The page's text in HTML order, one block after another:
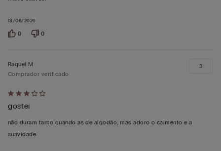
13/06/2026
0 0
Atribuiu
3
em
5
Raquel M
Comprador verificado
gostei
não duram tanto quando as de algodão, mas adoro o caimento e a
suavidade
3